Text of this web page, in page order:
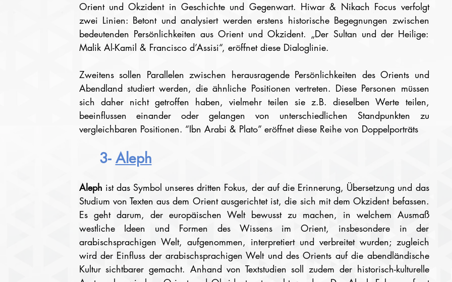
Orient und Okzident in Geschichte und Gegenwart. Hiwar & Nikach Focus verfolgt
zwei Linien: Betont und analysiert werden erstens historische Begegnungen zwischen
bedeutenden Persönlichkeiten aus Orient und Okzident. „Der Sultan und der Heilige:
Malik Al-Kamil & Francisco d’Assisi“, eröffnet diese Dialoglinie.
Zweitens sollen Parallelen zwischen herausragende Persönlichkeiten des Orients und
Abendland studiert werden, die ähnliche Positionen vertreten. Diese Personen müssen
sich daher nicht getroffen haben, vielmehr teilen sie z.B. dieselben Werte teilen,
beeinflussen einander oder gelangen von unterschiedlichen Standpunkten zu
vergleichbaren Positionen. “Ibn Arabi & Plato” eröffnet diese Reihe von Doppelporträts
3- Aleph
Aleph ist das Symbol unseres dritten Fokus, der auf die Erinnerung, Übersetzung und das
Studium von Texten aus dem Orient ausgerichtet ist, die sich mit dem Okzident befassen.
Es geht darum, der europäischen Welt bewusst zu machen, in welchem Ausmaß
westliche Ideen und Formen des Wissens im Orient, insbesondere in der
arabischsprachigen Welt, aufgenommen, interpretiert und verbreitet wurden; zugleich
wird der Einfluss der arabischsprachigen Welt und des Orients auf die abendländische
Kultur sichtbarer gemacht. Anhand von Textstudien soll zudem der historisch-kulturelle